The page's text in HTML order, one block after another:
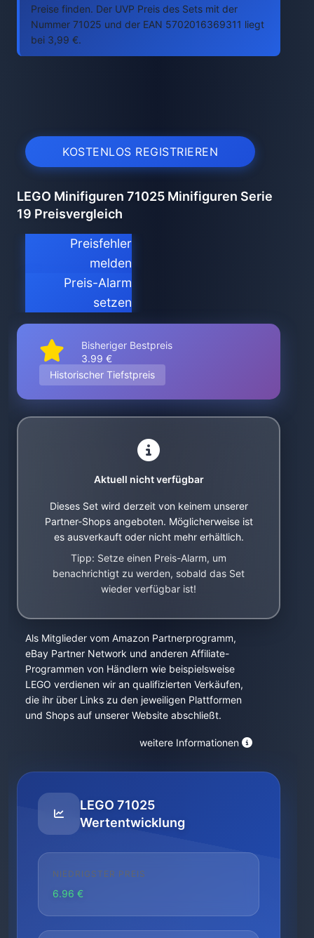
Preise finden. Der UVP Preis des Sets mit der
Nummer 71025 und der EAN 5702016369311 liegt
bei 3,99 €.
KOSTENLOS REGISTRIEREN
LEGO Minifiguren 71025 Minifiguren Serie
19 Preisvergleich
Preisfehler
melden
Preis-Alarm
setzen
Bisheriger Bestpreis
3.99 €
Historischer Tiefstpreis
Aktuell nicht verfügbar
Dieses Set wird derzeit von keinem unserer
Partner-Shops angeboten. Möglicherweise ist
es ausverkauft oder nicht mehr erhältlich.
Tipp: Setze einen Preis-Alarm, um
benachrichtigt zu werden, sobald das Set
wieder verfügbar ist!
Als Mitglieder vom Amazon Partnerprogramm,
eBay Partner Network und anderen Affiliate-
Programmen von Händlern wie beispielsweise
LEGO verdienen wir an qualifizierten Verkäufen,
die ihr über Links zu den jeweiligen Plattformen
und Shops auf unserer Website abschließt.
weitere Informationen
LEGO 71025
Wertentwicklung
NIEDRIGSTER PREIS
6.96 €